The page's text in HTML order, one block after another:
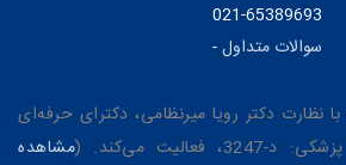
021-65389693
سوالات متداول-
نظارت دکتر رویا میرنظامی، دکترای حرفه‌ای
فعالیت می‌کند. (
مشاهده